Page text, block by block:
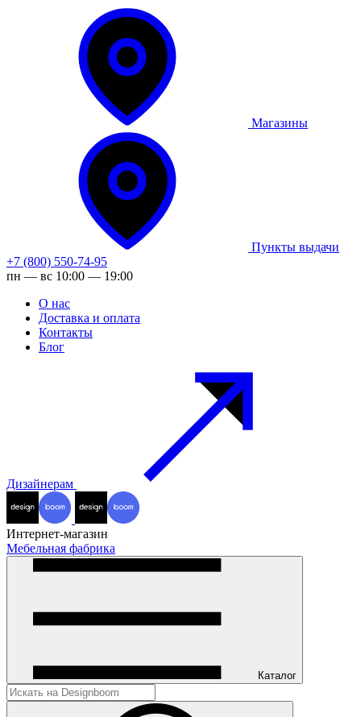
Магазины
Пункты выдачи
+7 (800) 550-74-95
пн — вс 10:00 — 19:00
О нас
Доставка и оплата
Контакты
Блог
Дизайнерам
Интернет-магазин
Мебельная фабрика
Каталог